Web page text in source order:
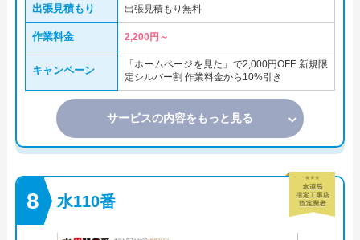
出張見積もり 出張見積もり無料
作業料金 2,200円～
キャンペーン
「ホームページを見た」で2,000円OFF 新規限
定シルバー割 作業料金から10%引き
サービスの内容をもっと見る
水110番